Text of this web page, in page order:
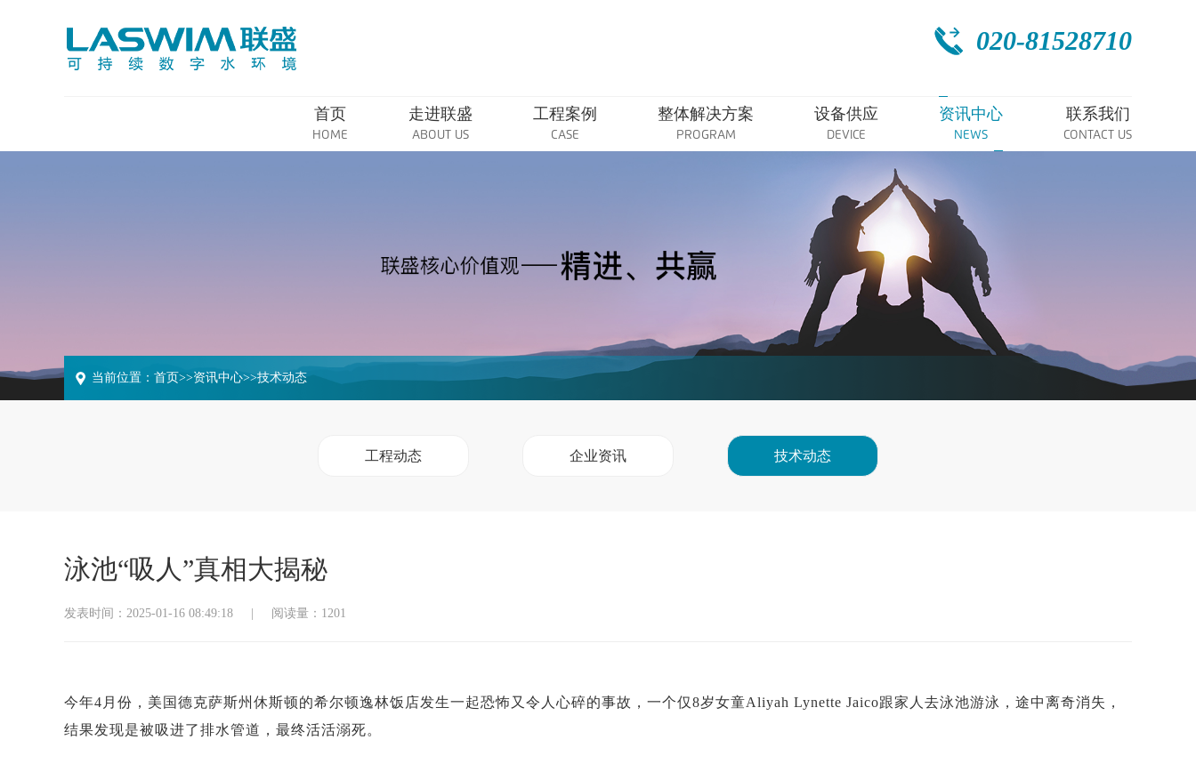
020-81528710
首页
HOME
走进联盛
ABOUT US
工程案例
CASE
整体解决方案
PROGRAM
设备供应
DEVICE
资讯中心
NEWS
联系我们
CONTACT US
当前位置： 首页>>资讯中心>>技术动态
工程动态 企业资讯 技术动态
泳池“吸人”真相大揭秘
发表时间：2025-01-16 08:49:18 阅读量：1201
今年4月份，美国德克萨斯州休斯顿的希尔顿逸林饭店发生一起恐怖又令人心碎的事故，一个仅8岁女童Aliyah Lynette Jaico跟家人去泳池游泳，途中离奇消失，
结果发现是被吸进了排水管道，最终活活溺死。